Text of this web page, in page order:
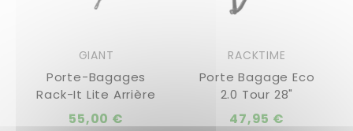
GIANT
Porte-Bagages
Rack-It Lite Arrière
55,00 €
RACKTIME
Porte Bagage Eco
2.0 Tour 28"
47,95 €